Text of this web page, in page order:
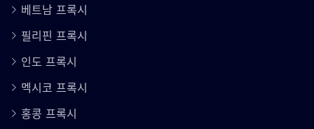
베트남 프록시
필리핀 프록시
인도 프록시
멕시코 프록시
홍콩 프록시